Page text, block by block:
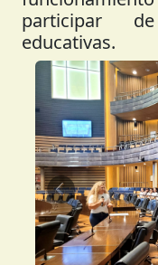
participar
educativas.
Anterior